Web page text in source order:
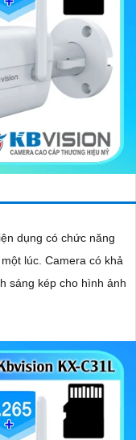
dụng có chức năng
có khả
sáng kép cho hình ảnh